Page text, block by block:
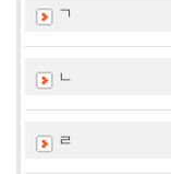
ㄱ
ㄴ
ㄹ